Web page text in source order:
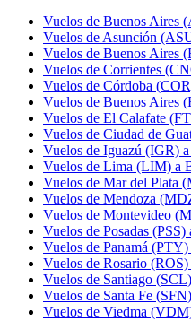
Vuelos de Buenos Aires
Vuelos de Asunción
Vuelos de Buenos Aires
Vuelos de Corrientes
Vuelos de Córdoba
Vuelos de Buenos Aires
Vuelos de El Calafate
Vuelos de Ciudad de
Vuelos de Iguazú (IGR)
Vuelos de Lima (LIM) a
Vuelos de Mar del Plata
Vuelos de Mendoza
Vuelos de Montevideo
Vuelos de Posadas
Vuelos de Panamá
Vuelos de Rosario
Vuelos de Santiago
Vuelos de Santa Fe
Vuelos de Viedma